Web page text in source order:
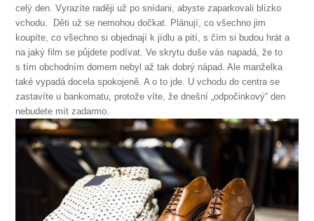
celý den. Vyrazíte raději už po snídani, abyste zaparkovali blízko
vchodu. Děti už se nemohou dočkat. Plánují, co všechno jim
koupíte, co všechno si objednají k jídlu a pití, s čím si budou hrát a
na jaký film se půjdete podívat. Ve skrytu duše vás napadá, že to
s tím obchodním domem nebyl až tak dobrý nápad. Ale manželka
také vypadá docela spokojeně. A o to jde. U vchodu do centra se
zastavíte u bankomatu, protože víte, že dnešní „odpočinkový“ den
nebudete mít zadarmo.